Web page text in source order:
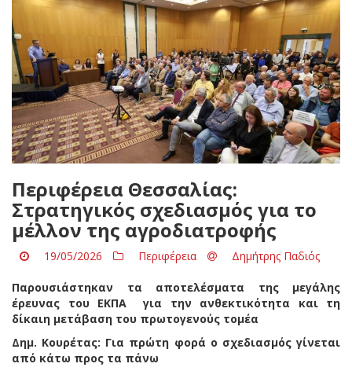
Περιφέρεια Θεσσαλίας:
Στρατηγικός σχεδιασμός για το
μέλλον της αγροδιατροφής
19/05/2026 Περιφέρεια Δημήτρης Παδιός
Παρουσιάστηκαν τα αποτελέσματα της μεγάλης
έρευνας του ΕΚΠΑ για την ανθεκτικότητα και τη
δίκαιη μετάβαση του πρωτογενούς τομέα
Δημ. Κουρέτας: Για πρώτη φορά ο σχεδιασμός γίνεται
από κάτω προς τα πάνω